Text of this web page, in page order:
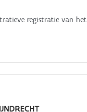
registratie van